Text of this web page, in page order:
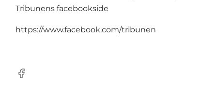
Tribunens facebookside
https://www.facebook.com/tribunen
Facebook